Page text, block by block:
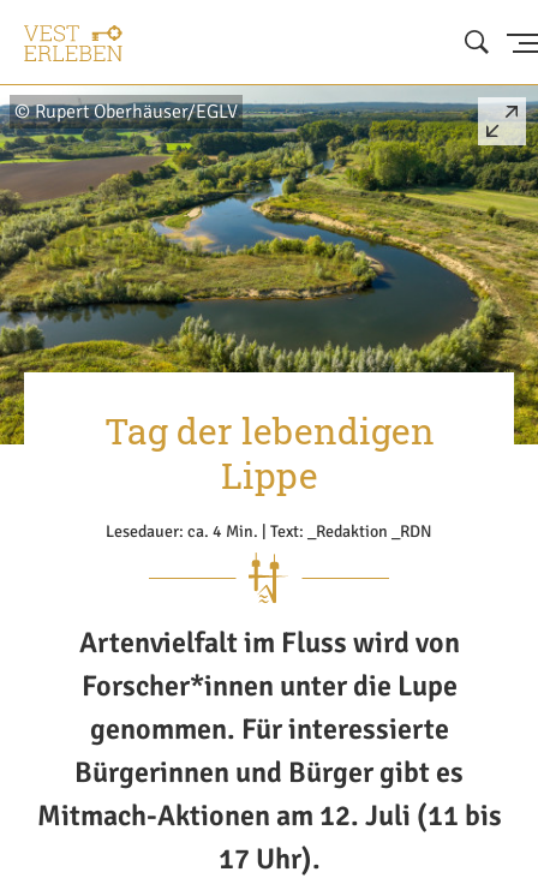
© Rupert Oberhäuser/EGLV
Tag der lebendigen
Lippe
Lesedauer: ca. 4 Min. | Text: _Redaktion _RDN
Artenvielfalt im Fluss wird von
Forscher*innen unter die Lupe
genommen. Für interessierte
Bürgerinnen und Bürger gibt es
Mitmach-Aktionen am 12. Juli (11 bis
17 Uhr).